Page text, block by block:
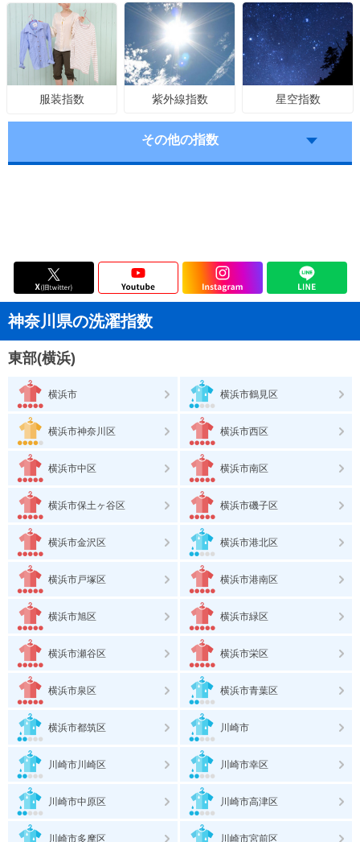
服装指数 紫外線指数 星空指数
その他の指数
神奈川県の洗濯指数
東部(横浜)
横浜市 横浜市鶴見区
横浜市神奈川区 横浜市西区
横浜市中区 横浜市南区
横浜市保土ヶ谷区 横浜市磯子区
横浜市金沢区 横浜市港北区
横浜市戸塚区 横浜市港南区
横浜市旭区 横浜市緑区
横浜市瀬谷区 横浜市栄区
横浜市泉区 横浜市青葉区
横浜市都筑区 川崎市
川崎市川崎区 川崎市幸区
川崎市中原区 川崎市高津区
川崎市多摩区 川崎市宮前区